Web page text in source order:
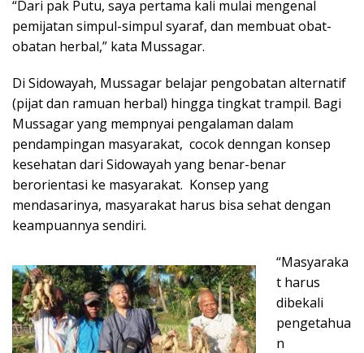
“Dari pak Putu, saya pertama kali mulai mengenal
pemijatan simpul-simpul syaraf, dan membuat obat-
obatan herbal,” kata Mussagar.
Di Sidowayah, Mussagar belajar pengobatan alternatif
(pijat dan ramuan herbal) hingga tingkat trampil. Bagi
Mussagar yang mempnyai pengalaman dalam
pendampingan masyarakat, cocok denngan konsep
kesehatan dari Sidowayah yang benar-benar
berorientasi ke masyarakat. Konsep yang
mendasarinya, masyarakat harus bisa sehat dengan
keampuannya sendiri.
“Masyaraka
t harus
dibekali
pengetahua
n